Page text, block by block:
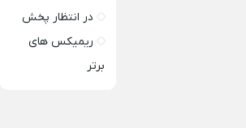
در انتظار پخش
ریمیکس های
برتر